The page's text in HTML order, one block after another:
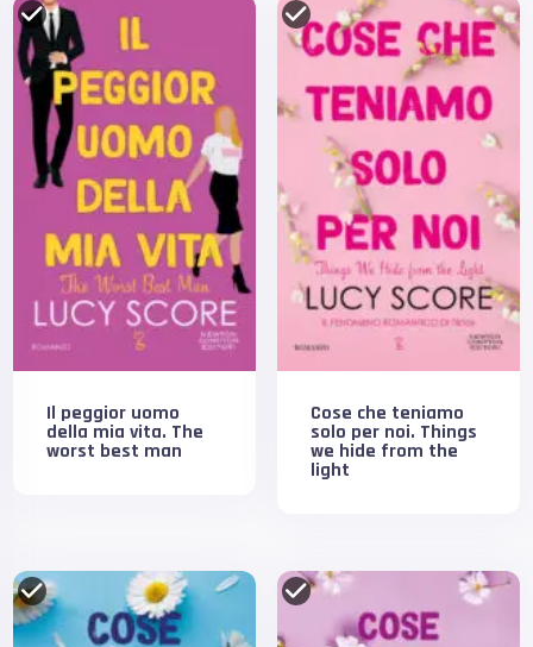
Il peggior uomo
della mia vita. The
worst best man
Cose che teniamo
solo per noi. Things
we hide from the
light